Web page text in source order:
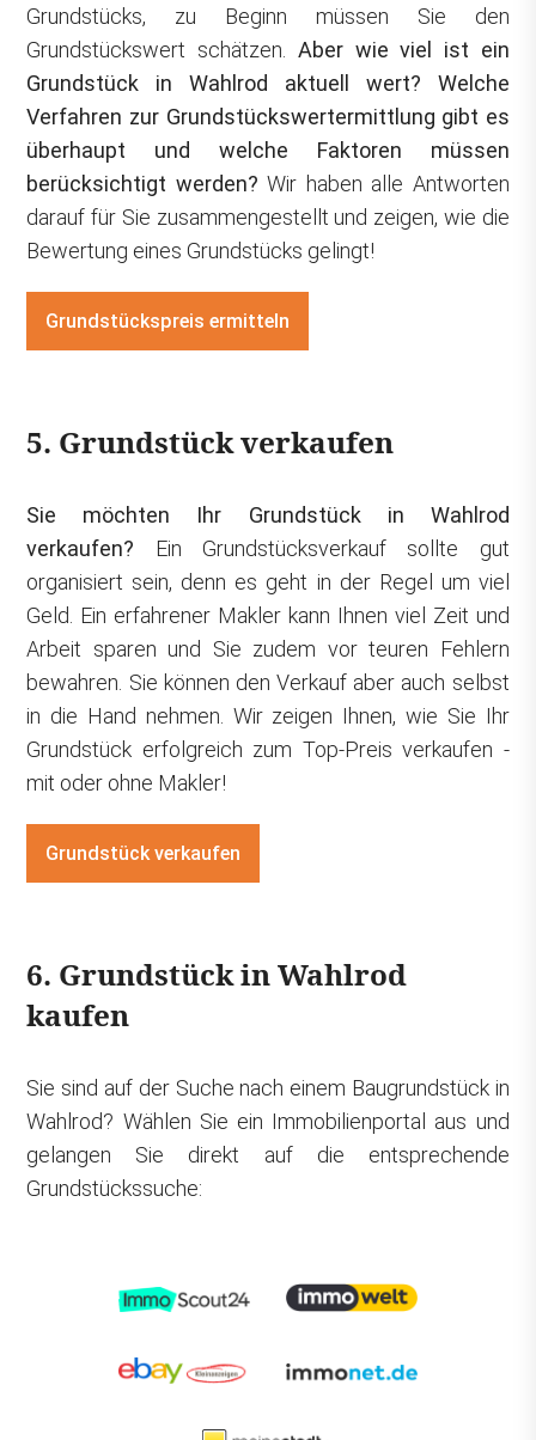
Grundstücks, zu Beginn müssen Sie den
Grundstückswert schätzen. Aber wie viel ist ein
Grundstück in Wahlrod aktuell wert? Welche
Verfahren zur Grundstückswertermittlung gibt es
überhaupt und welche Faktoren müssen
berücksichtigt werden? Wir haben alle Antworten
darauf für Sie zusammengestellt und zeigen, wie die
Bewertung eines Grundstücks gelingt!
Grundstückspreis ermitteln
5. Grundstück verkaufen
Sie möchten Ihr Grundstück in Wahlrod
verkaufen? Ein Grundstücksverkauf sollte gut
organisiert sein, denn es geht in der Regel um viel
Geld. Ein erfahrener Makler kann Ihnen viel Zeit und
Arbeit sparen und Sie zudem vor teuren Fehlern
bewahren. Sie können den Verkauf aber auch selbst
in die Hand nehmen. Wir zeigen Ihnen, wie Sie Ihr
Grundstück erfolgreich zum Top-Preis verkaufen -
mit oder ohne Makler!
Grundstück verkaufen
6. Grundstück in Wahlrod
kaufen
Sie sind auf der Suche nach einem Baugrundstück in
Wahlrod? Wählen Sie ein Immobilienportal aus und
gelangen Sie direkt auf die entsprechende
Grundstückssuche: